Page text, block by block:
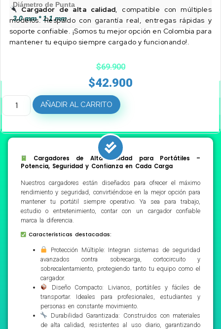
Diámetro de Punta
3.0 mm * 1.1 mm
Cargador de alta calidad , compatible con múltiples
modelos. Respaldo con garantía real, entregas rápidas y
soporte confiable. ¡Somos tu mejor opción en Colombia para
mantener tu equipo siempre cargado y funcionando!.
$69.900
$42.900
AÑADIR AL CARRITO
Cargadores de Alta Calidad para Portátiles –
Potencia, Seguridad y Confianza en Cada Carga
Nuestros cargadores están diseñados para ofrecer el máximo
rendimiento y seguridad, convirtiéndose en la mejor opción para
mantener tu portátil siempre operativo. Ya sea para trabajo,
estudio o entretenimiento, contar con un cargador confiable
marca la diferencia.
Características destacadas:
Protección Múltiple: Integran sistemas de seguridad
avanzados contra sobrecarga, cortocircuito y
sobrecalentamiento, protegiendo tanto tu equipo como el
cargador.
Diseño Compacto: Livianos, portátiles y fáciles de
transportar. Ideales para profesionales, estudiantes y
personas en constante movimiento.
Durabilidad Garantizada: Construidos con materiales
de alta calidad, resistentes al uso diario, garantizando